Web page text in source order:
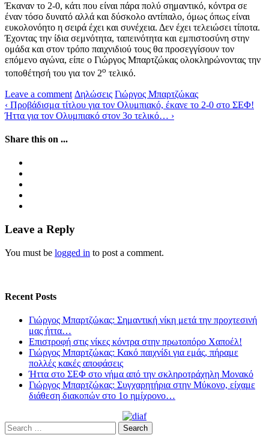
Έκαναν το 2-0, κάτι που είναι πάρα πολύ σημαντικό, κόντρα σε
έναν τόσο δυνατό αλλά και δύσκολο αντίπαλο, όμως όπως είναι
ευκολονόητο η σειρά έχει και συνέχεια. Δεν έχει τελειώσει τίποτα.
Έχοντας την ίδια σεμνότητα, ταπεινότητα και εμπιστοσύνη στην
ομάδα και στον τρόπο παιχνιδιού τους θα προσεγγίσουν τον
επόμενο αγώνα, είπε ο Γιώργος Μπαρτζώκας ολοκληρώνοντας την
τοποθέτησή του για τον 2ο τελικό.
Leave a comment Δηλώσεις Γιώργος Μπαρτζώκας
Post
navigation
‹ Προβάδισμα τίτλου για τον Ολυμπιακό, έκανε το 2-0 στο ΣΕΦ!
Ήττα για τον Ολυμπιακό στον 3ο τελικό… ›
Share this on ...
Leave a Reply
You must be logged in to post a comment.
Recent Posts
Γιώργος Μπαρτζώκας: Σημαντική νίκη μετά την προχτεσινή
μας ήττα…
Επιστροφή στις νίκες κόντρα στην πρωτοπόρο Χαποέλ!
Γιώργος Μπαρτζώκας: Κακό παιχνίδι για εμάς, πήραμε
πολλές κακές αποφάσεις
Ήττα στο ΣΕΦ στο νήμα από την σκληροτράχηλη Μονακό
Γιώργος Μπαρτζώκας: Συγχαρητήρια στην Μύκονο, είχαμε
διάθεση διακοπών στο 1ο ημίχρονο…
Search